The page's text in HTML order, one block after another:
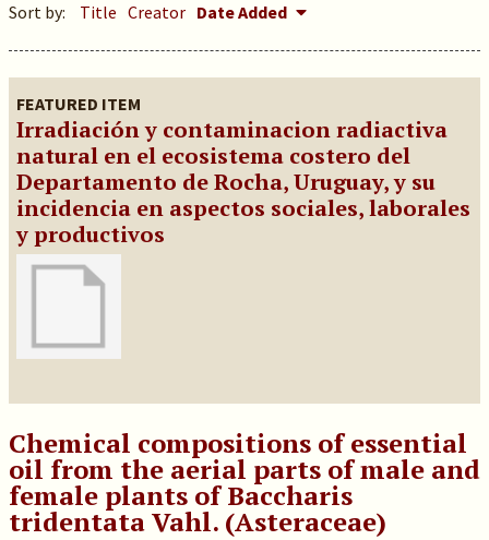
Sort by: Title Creator Date Added
FEATURED ITEM
Irradiación y contaminacion radiactiva
natural en el ecosistema costero del
Departamento de Rocha, Uruguay, y su
incidencia en aspectos sociales, laborales
y productivos
Chemical compositions of essential
oil from the aerial parts of male and
female plants of Baccharis
tridentata Vahl. (Asteraceae)